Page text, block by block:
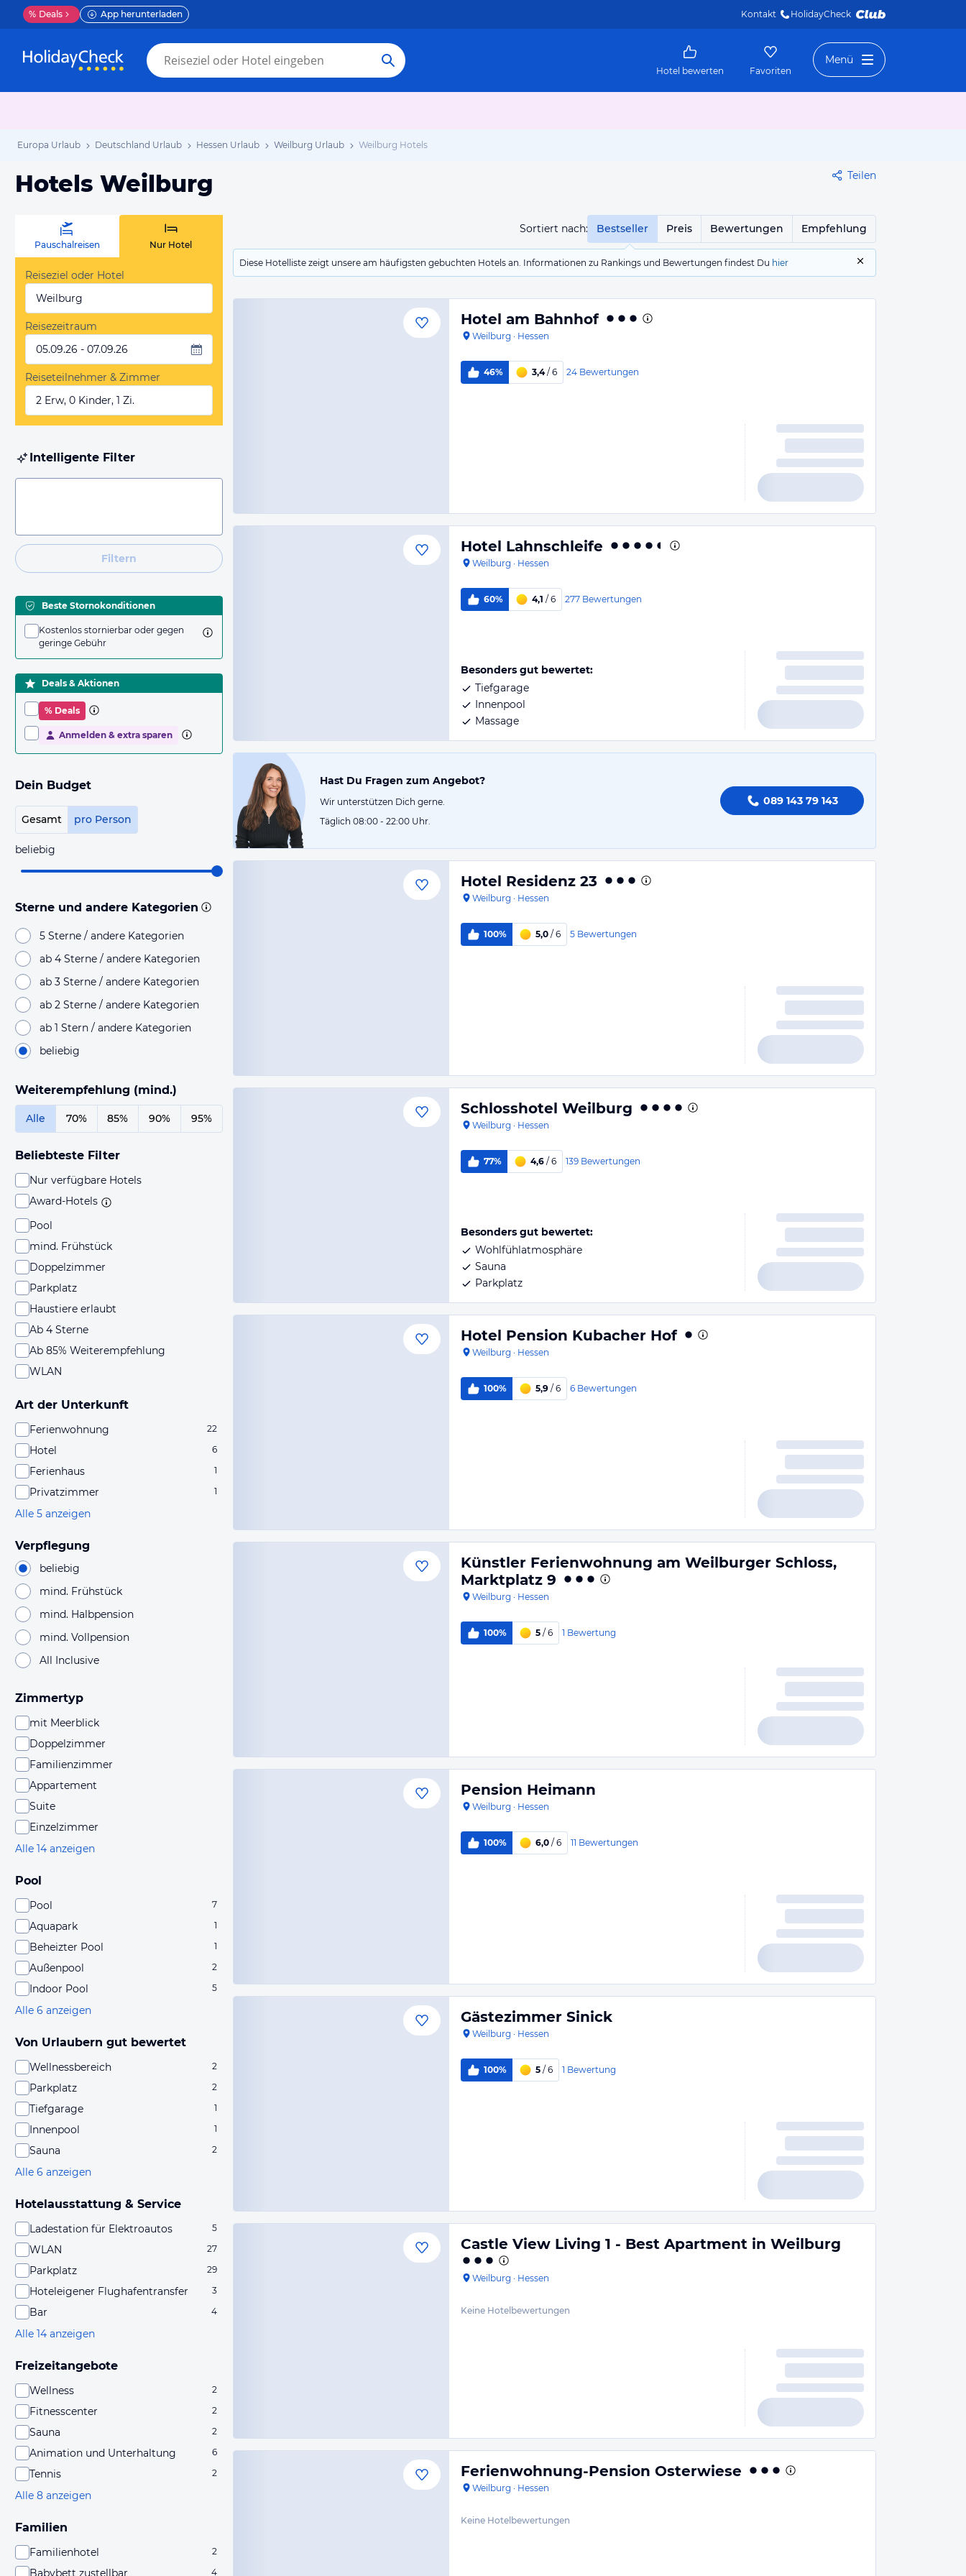
% Deals App herunterladen Kontakt HolidayCheck
Hotel bewerten Favoriten
Menü
Europa Urlaub Deutschland Urlaub Hessen Urlaub Weilburg Urlaub Weilburg Hotels
Hotels Weilburg Teilen
Sortiert nach: Bestseller Preis Bewertungen Empfehlung
Diese Hotelliste zeigt unsere am häufigsten gebuchten Hotels an. Informationen zu Rankings und Bewertungen findest Du hier
Pauschalreisen Nur Hotel
Reiseziel oder Hotel
Weilburg
Reisezeitraum
05.09.26 - 07.09.26
Reiseteilnehmer & Zimmer
2 Erw, 0 Kinder, 1 Zi.
Intelligente Filter
Filtern
Beste Stornokonditionen
Kostenlos stornierbar oder gegen
geringe Gebühr
Deals & Aktionen
% Deals
Anmelden & extra sparen
Dein Budget
Gesamt pro Person
beliebig
Sterne und andere Kategorien
5 Sterne / andere Kategorien
ab 4 Sterne / andere Kategorien
ab 3 Sterne / andere Kategorien
ab 2 Sterne / andere Kategorien
ab 1 Stern / andere Kategorien
beliebig
Weiterempfehlung (mind.)
Alle 70% 85% 90% 95%
Beliebteste Filter
Nur verfügbare Hotels
Award-Hotels
Pool
mind. Frühstück
Doppelzimmer
Parkplatz
Haustiere erlaubt
Ab 4 Sterne
Ab 85% Weiterempfehlung
WLAN
Art der Unterkunft
Ferienwohnung 22
Hotel 6
Ferienhaus 1
Privatzimmer 1
Alle 5 anzeigen
Verpflegung
beliebig
mind. Frühstück
mind. Halbpension
mind. Vollpension
All Inclusive
Zimmertyp
mit Meerblick
Doppelzimmer
Familienzimmer
Appartement
Suite
Einzelzimmer
Alle 14 anzeigen
Pool
Pool 7
Aquapark 1
Beheizter Pool 1
Außenpool 2
Indoor Pool 5
Alle 6 anzeigen
Von Urlaubern gut bewertet
Wellnessbereich 2
Parkplatz 2
Tiefgarage 1
Innenpool 1
Sauna 2
Alle 6 anzeigen
Hotelausstattung & Service
Ladestation für Elektroautos 5
WLAN 27
Parkplatz 29
Hoteleigener Flughafentransfer 3
Bar 4
Alle 14 anzeigen
Freizeitangebote
Wellness 2
Fitnesscenter 2
Sauna 2
Animation und Unterhaltung 6
Tennis 2
Alle 8 anzeigen
Familien
Familienhotel 2
Babybett zustellbar 4
Hotel am Bahnhof
Weilburg · Hessen
46% 3,4/ 6 24 Bewertungen
Hotel Lahnschleife
Weilburg · Hessen
60% 4,1 / 6 277 Bewertungen
Besonders gut bewertet:
Tiefgarage
Innenpool
Massage
Hast Du Fragen zum Angebot?
Wir unterstützen Dich gerne.
Täglich 08:00 - 22:00 Uhr.
089 143 79 143
Hotel Residenz 23
Weilburg · Hessen
100% 5,0 / 6 5 Bewertungen
Schlosshotel Weilburg
Weilburg · Hessen
77% 4,6 / 6 139 Bewertungen
Besonders gut bewertet:
Wohlfühlatmosphäre
Sauna
Parkplatz
Hotel Pension Kubacher Hof
Weilburg · Hessen
100% 5,9 / 6 6 Bewertungen
Künstler Ferienwohnung am Weilburger Schloss,
Marktplatz 9
Weilburg · Hessen
100% 5 / 6 1 Bewertung
Pension Heimann
Weilburg · Hessen
100% 6,0 / 6 11 Bewertungen
Gästezimmer Sinick
Weilburg · Hessen
100% 5 / 6 1 Bewertung
Castle View Living 1 - Best Apartment in Weilburg
Weilburg · Hessen
Keine Hotelbewertungen
Ferienwohnung-Pension Osterwiese
Weilburg · Hessen
Keine Hotelbewertungen